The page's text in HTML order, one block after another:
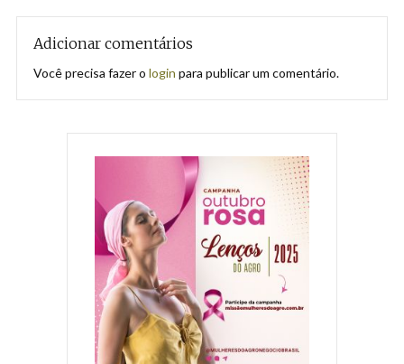
Adicionar comentários
Você precisa fazer o login para publicar um comentário.